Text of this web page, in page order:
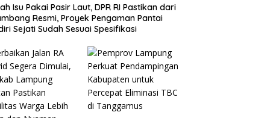
Isu Pakai Pasir Laut, DPR RI Pastikan dari
Resmi, Proyek Pengaman Pantai
Sejati Sudah Sesuai Spesifikasi